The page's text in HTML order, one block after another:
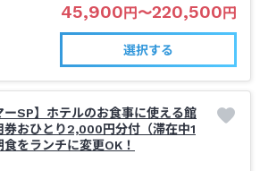
45,900 円 〜220,500 円
選択する
ーSP】ホテルのお食事に使える館
券おひとり2,000円分付（滞在中1
食をランチに変更OK！